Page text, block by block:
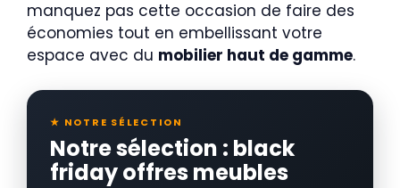
manquez pas cette occasion de faire des
économies tout en embellissant votre
espace avec du mobilier haut de gamme.
★ NOTRE SÉLECTION
Notre sélection : black
friday offres meubles